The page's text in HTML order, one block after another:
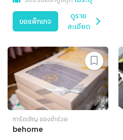
ขอแพ็กเกจ
ดูราย
ละเอียด
การ์ดเชิญ​ ของชำร่วย
behome